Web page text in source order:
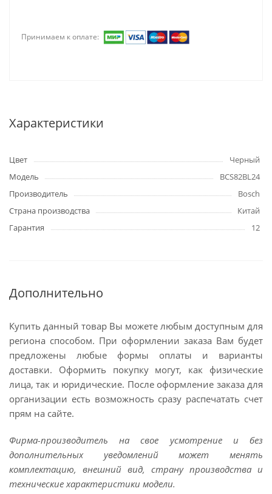
Принимаем к оплате:
Характеристики
Цвет
Черный
Модель
BCS82BL24
Производитель
Bosch
Страна производства
Китай
Гарантия
12
Дополнительно
Купить данный товар Вы можете любым доступным для
региона способом. При оформлении заказа Вам будет
предложены любые формы оплаты и варианты
доставки. Оформить покупку могут, как физические
лица, так и юридические. После оформление заказа для
организации есть возможность сразу распечатать счет
прям на сайте.
Фирма-производитель на свое усмотрение и без
дополнительных уведомлений может менять
комплектацию, внешний вид, страну производства и
технические характеристики модели.